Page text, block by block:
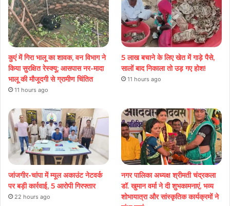
कुएं में गिरा भालू का शावक, वन विभाग ने
किया सुरक्षित रेस्क्यू; आसपास नर-मादा
भालू की मौजूदगी से ग्रामीण चिंतित
11 hours ago
5 लाख बचाने के लिए खेत में गाड़े पैसे,
सालों बाद निकाला तो उड़ गए होश!
11 hours ago
जांजगीर-चांपा में म्यूल अकाउंट नेटवर्क
पर बड़ी कार्रवाई, 5 आरोपी गिरफ्तार
22 hours ago
नगर पालिका अध्यक्ष श्रीमती चंद्रकला
डॉ. खुमान वर्मा ने दी शुभकामनाएं, भव्य
शोभायात्रा और सांस्कृतिक कार्यक्रमों ने